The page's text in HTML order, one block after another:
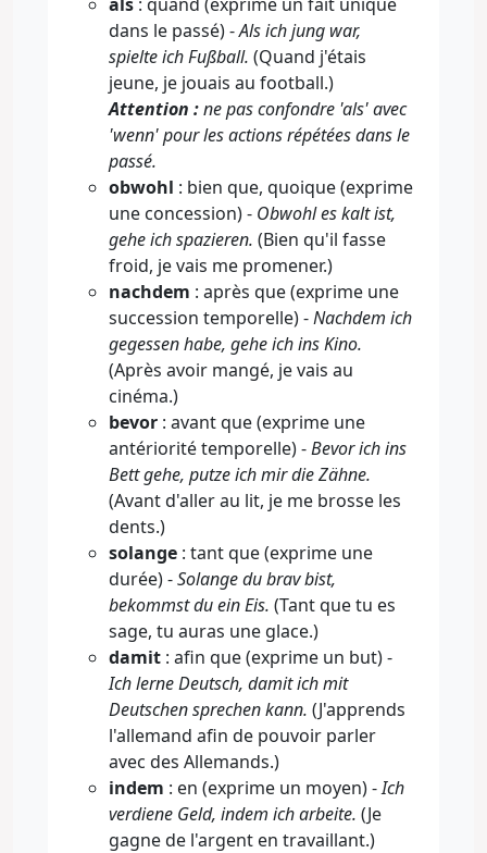
dans le passé) -Als ich jung war,
spielte ich Fußball. (Quand j'étais
jeune, je jouais au football.)
Attention :ne pas confondre 'als' avec
'wenn' pour les actions répétées dans le
passé.
obwohl : bien que, quoique (exprime
une concession) - Obwohl es kalt ist,
gehe ich spazieren. (Bien qu'il fasse
froid, je vais me promener.)
nachdem : après que (exprime une
succession temporelle) -Nachdem ich
gegessen habe, gehe ich ins Kino.
(Après avoir mangé, je vais au
cinéma.)
bevor : avant que (exprime une
antériorité temporelle) -Bevor ich ins
Bett gehe, putze ich mir die Zähne.
(Avant d'aller au lit, je me brosse les
dents.)
solange : tant que (exprime une
durée) -Solange du brav bist,
bekommst du ein Eis. (Tant que tu es
sage, tu auras une glace.)
damit : afin que (exprime un but) -
Ich lerne Deutsch, damit ich mit
Deutschen sprechen kann. (J'apprends
l'allemand afin de pouvoir parler
avec des Allemands.)
indem : en (exprime un moyen) -Ich
verdiene Geld, indem ich arbeite. (Je
gagne de l'argent en travaillant.)